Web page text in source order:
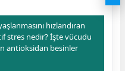
hızlandıran
stres nedir? İşte vücudu
antioksidan besinler